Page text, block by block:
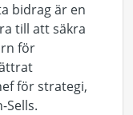
bidrag är en
till att säkra
för
för strategi,
Sells.